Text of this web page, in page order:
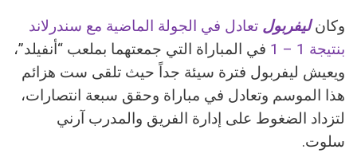
وكانليفربول تعادل في الجولة الماضية مع سندرلاند
بنتيجة 1 – 1
في المباراة التي جمعتهما بملعب “أنفيلد”،
ويعيش ليفربول فترة سيئة جداً حيث تلقى ست هزائم
هذا الموسم وتعادل في مباراة وحقق سبعة انتصارات،
لتزداد الضغوط على إدارة الفريق والمدرب آرني
سلوت.